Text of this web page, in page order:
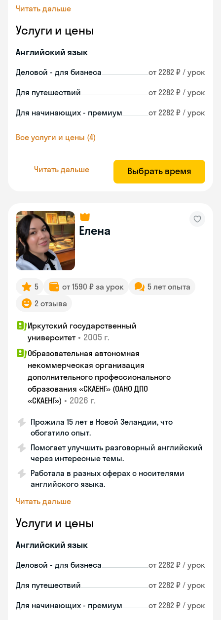
Читать дальше
Услуги и цены
Английский язык
Деловой - для бизнеса от 2282 ₽ / урок
Для путешествий от 2282 ₽ / урок
Для начинающих - премиум от 2282 ₽ / урок
Все услуги и цены (4)
Читать дальше Выбрать время
Елена
5 от 1590 ₽ за урок
5 лет опыта
2 отзыва
Иркутский государственный
университет • 2005 г.
Образовательная автономная
некоммерческая организация
дополнительного профессионального
образования «СКАЕНГ» (ОАНО ДПО
«СКАЕНГ») • 2026 г.
Прожила 15 лет в Новой Зеландии, что
обогатило опыт.
Помогает улучшить разговорный английский
через интересные темы.
Работала в разных сферах с носителями
английского языка.
Читать дальше
Услуги и цены
Английский язык
Деловой - для бизнеса от 2282 ₽ / урок
Для путешествий от 2282 ₽ / урок
Для начинающих - премиум от 2282 ₽ / урок